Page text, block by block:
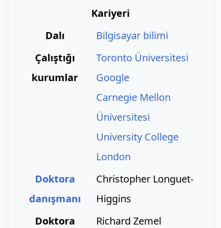
Kariyeri
Dalı
Bilgisayar bilimi
Çalıştığı
kurumlar
Toronto Üniversitesi
Google
Carnegie Mellon
Üniversitesi
University College
London
Doktora
danışmanı
Christopher Longuet-
Higgins
Doktora
Richard Zemel